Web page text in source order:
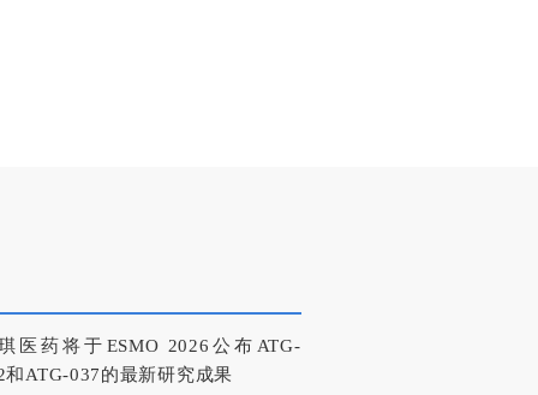
医药将于ESMO 2026公布ATG-
和ATG-037的最新研究成果